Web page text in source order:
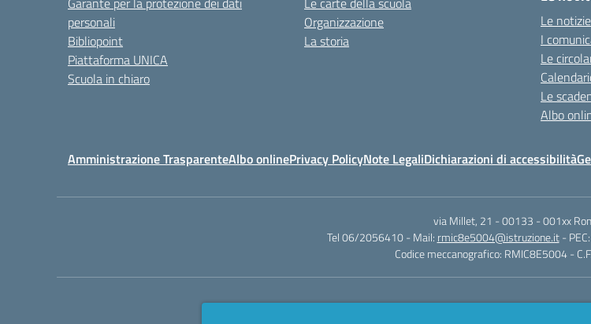
personali
Bibliopoint
Piattaforma UNICA
Scuola in chiaro
Organizzazione
La storia
Le notizie
I
Le
Le
Albo
Amministrazione TrasparenteAlbo onlinePrivacy PolicyNote LegaliDichiarazioni di accessibilità
via Millet, 21 - 00133 -001xx
Tel 06/2056410 - Mail: rmic8e5004@istruzione.it - PEC:
Codice meccanografico: RMIC8E5004-